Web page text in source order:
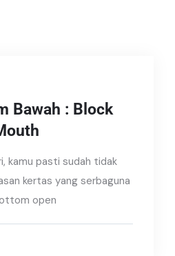
Bawah : Block
kamu pasti sudah tidak
kertas yang serbaguna
open